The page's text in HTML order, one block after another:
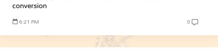
conversion
6:21 PM 0